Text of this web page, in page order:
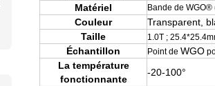
Matériel
Bande de WGO®
Couleur
Transparent,
Taille
1.0T ;
Échantillon
Point de WGO
La température
fonctionnante
-20-100°